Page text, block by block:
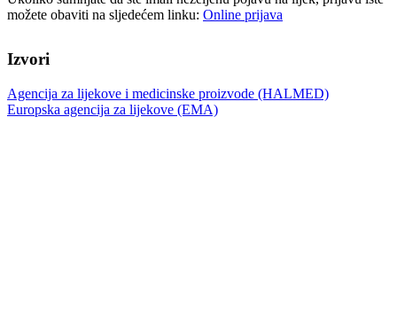
možete obaviti na sljedećem linku: Online prijava
Izvori
Agencija za lijekove i medicinske proizvode (HALMED)
Europska agencija za lijekove (EMA)